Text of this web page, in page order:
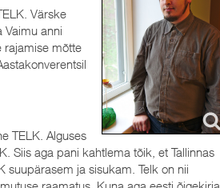
Värske
Vaimu anni
rajamise mõtte
TELK. Alguses
Siis aga pani kahtlema tõik, et Tallinnas
suupärasem ja sisukam. Telk on nii